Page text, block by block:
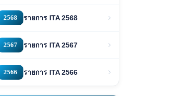
2568 รายการ ITA 2568
2567 รายการ ITA 2567
2566 รายการ ITA 2566